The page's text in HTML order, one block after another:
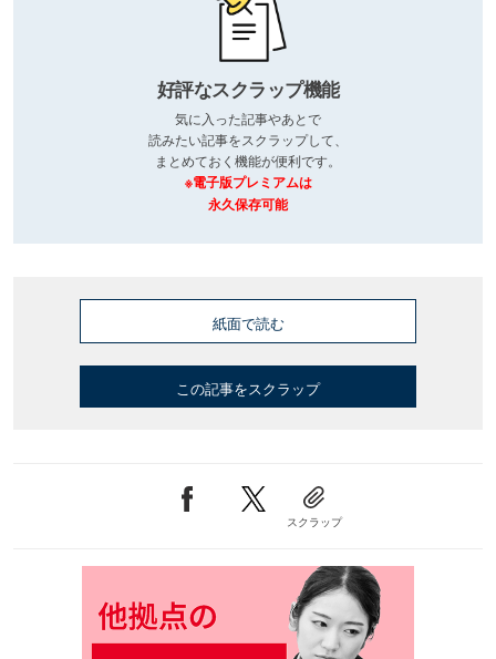
好評なスクラップ機能
気に入った記事やあとで
読みたい記事をスクラップして、
まとめておく機能が便利です。
※電子版プレミアムは
永久保存可能
紙面で読む
この記事をスクラップ
スクラップ